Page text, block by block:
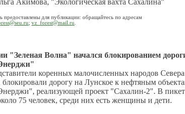
Акимова, "Экологическая вахта Сахалина"
для публикации: обращайтесь по адресам
; vz_forest@mail.ru
"Зеленая Волна" начался блокированием
коренных малочисленных народов Севера
блокировали дорогу на Лунское к нефтяным
реализующей проект "Сахалин-2". В
75 человек, среди них есть женщины и дети.